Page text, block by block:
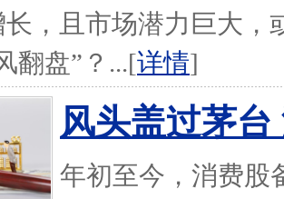
长，且市场潜力巨大
翻盘”？...[详情]
风头盖过茅
年初至今，消费股